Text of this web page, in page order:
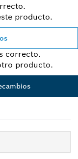
producto.
correcto.
producto.